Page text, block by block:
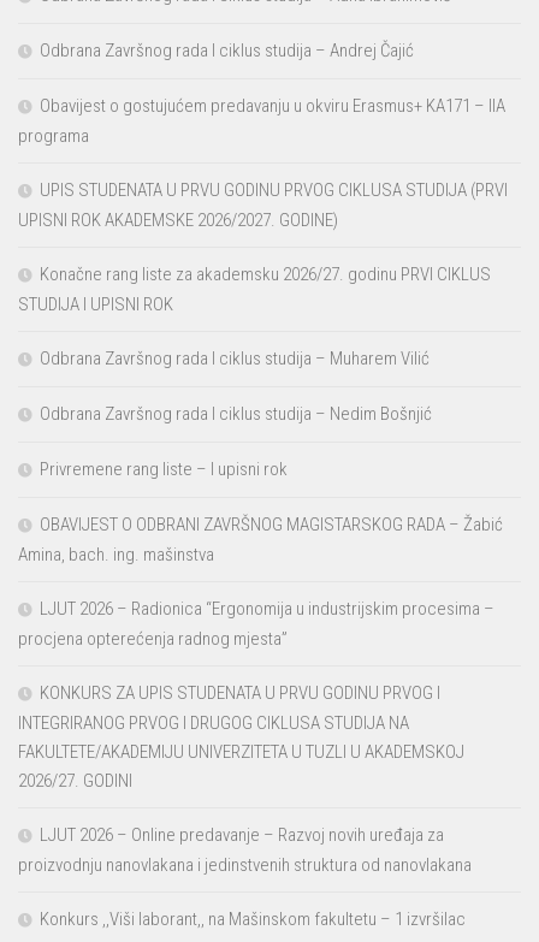
Odbrana Završnog rada I ciklus studija – Andrej Čajić
Obavijest o gostujućem predavanju u okviru Erasmus+ KA171 – IIA
programa
UPIS STUDENATA U PRVU GODINU PRVOG CIKLUSA STUDIJA (PRVI
UPISNI ROK AKADEMSKE 2026/2027. GODINE)
Konačne rang liste za akademsku 2026/27. godinu PRVI CIKLUS
STUDIJA I UPISNI ROK
Odbrana Završnog rada I ciklus studija – Muharem Vilić
Odbrana Završnog rada I ciklus studija – Nedim Bošnjić
Privremene rang liste – I upisni rok
OBAVIJEST O ODBRANI ZAVRŠNOG MAGISTARSKOG RADA – Žabić
Amina, bach. ing. mašinstva
LJUT 2026 – Radionica “Ergonomija u industrijskim procesima –
procjena opterećenja radnog mjesta”
KONKURS ZA UPIS STUDENATA U PRVU GODINU PRVOG I
INTEGRIRANOG PRVOG I DRUGOG CIKLUSA STUDIJA NA
FAKULTETE/AKADEMIJU UNIVERZITETA U TUZLI U AKADEMSKOJ
2026/27. GODINI
LJUT 2026 – Online predavanje – Razvoj novih uređaja za
proizvodnju nanovlakana i jedinstvenih struktura od nanovlakana
Konkurs ,,Viši laborant,, na Mašinskom fakultetu – 1 izvršilac